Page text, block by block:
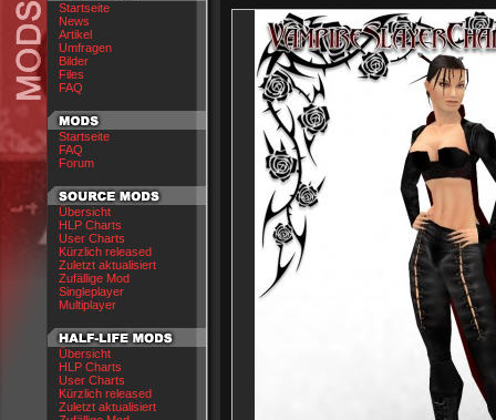
Startseite
News
Artikel
Umfragen
Bilder
Files
FAQ
Startseite
FAQ
Forum
Übersicht
HLP Charts
User Charts
Kürzlich released
Zuletzt aktualisiert
Zufällige Mod
Singleplayer
Multiplayer
Übersicht
HLP Charts
User Charts
Kürzlich released
Zuletzt aktualisiert